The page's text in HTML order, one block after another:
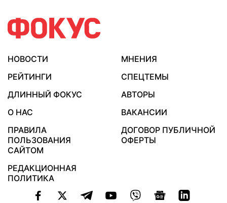
НОВОСТИ
МНЕНИЯ
РЕЙТИНГИ
СПЕЦТЕМЫ
ДЛИННЫЙ ФОКУС
АВТОРЫ
О НАС
ВАКАНСИИ
ПРАВИЛА
ПОЛЬЗОВАНИЯ
САЙТОМ
ДОГОВОР ПУБЛИЧНОЙ
ОФЕРТЫ
РЕДАКЦИОННАЯ
ПОЛИТИКА